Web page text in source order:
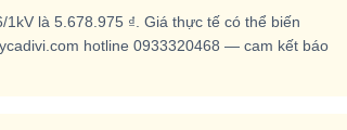
là 5.678.975 ₫. Giá thực tế có thể biến
hotline 0933320468 — cam kết báo